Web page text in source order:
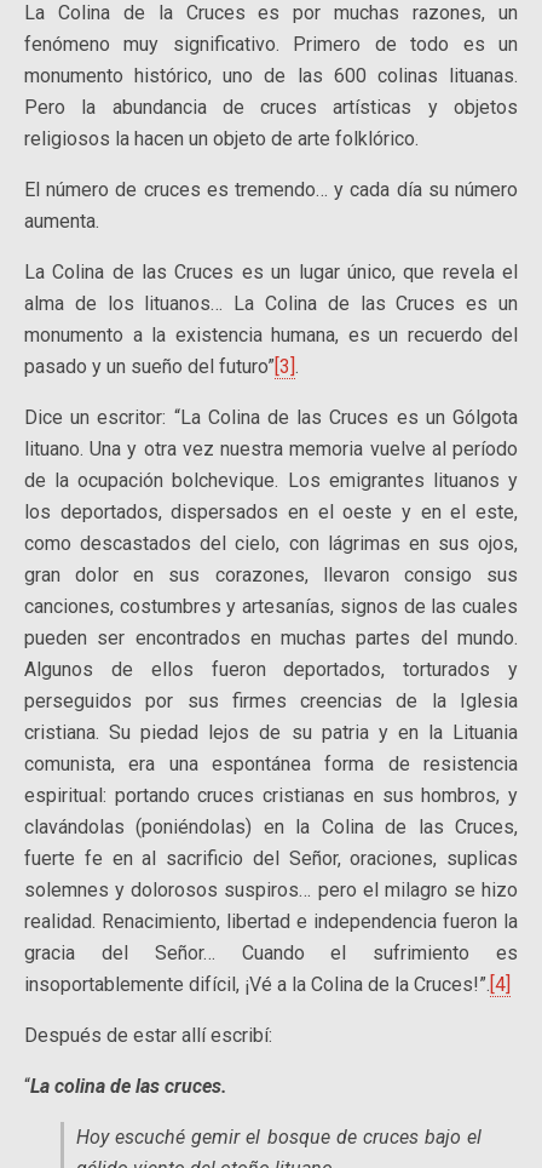
La Colina de la Cruces es por muchas razones, un
fenómeno muy significativo. Primero de todo es un
monumento histórico, uno de las 600 colinas lituanas.
Pero la abundancia de cruces artísticas y objetos
religiosos la hacen un objeto de arte folklórico.
El número de cruces es tremendo… y cada día su número
aumenta.
La Colina de las Cruces es un lugar único, que revela el
alma de los lituanos… La Colina de las Cruces es un
monumento a la existencia humana, es un recuerdo del
pasado y un sueño del futuro”[3].
Dice un escritor: “La Colina de las Cruces es un Gólgota
lituano. Una y otra vez nuestra memoria vuelve al período
de la ocupación bolchevique. Los emigrantes lituanos y
los deportados, dispersados en el oeste y en el este,
como descastados del cielo, con lágrimas en sus ojos,
gran dolor en sus corazones, llevaron consigo sus
canciones, costumbres y artesanías, signos de las cuales
pueden ser encontrados en muchas partes del mundo.
Algunos de ellos fueron deportados, torturados y
perseguidos por sus firmes creencias de la Iglesia
cristiana. Su piedad lejos de su patria y en la Lituania
comunista, era una espontánea forma de resistencia
espiritual: portando cruces cristianas en sus hombros, y
clavándolas (poniéndolas) en la Colina de las Cruces,
fuerte fe en al sacrificio del Señor, oraciones, suplicas
solemnes y dolorosos suspiros… pero el milagro se hizo
realidad. Renacimiento, libertad e independencia fueron la
gracia del Señor… Cuando el sufrimiento es
insoportablemente difícil, ¡Vé a la Colina de la Cruces!”.[4]
Después de estar allí escribí:
“La colina de las cruces.
Hoy escuché gemir el bosque de cruces bajo el